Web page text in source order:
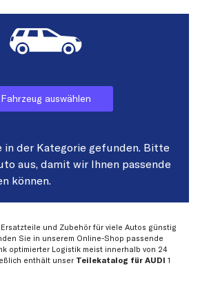
Fahrzeug auswählen
in der Kategorie gefunden. Bitte
aus, damit wir Ihnen passende
können.
und Zubehör für viele Autos günstig
Sie in unserem Online-Shop passende
optimierter Logistik meist innerhalb von 24
enthält unser Teilekatalog für AUDI 1